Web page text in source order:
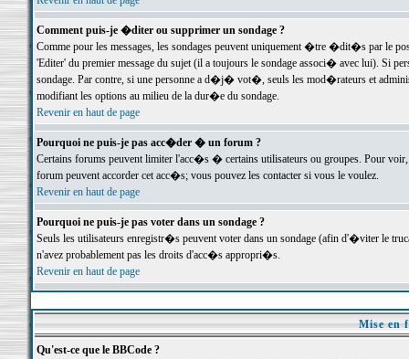
Comment puis-je �diter ou supprimer un sondage ?
Comme pour les messages, les sondages peuvent uniquement �tre �dit�s par le
'Editer' du premier message du sujet (il a toujours le sondage associ� avec lui). Si
sondage. Par contre, si une personne a d�j� vot�, seuls les mod�rateurs et
modifiant les options au milieu de la dur�e du sondage.
Revenir en haut de page
Pourquoi ne puis-je pas acc�der � un forum ?
Certains forums peuvent limiter l'acc�s � certains utilisateurs ou groupes. Pour
forum peuvent accorder cet acc�s; vous pouvez les contacter si vous le voulez.
Revenir en haut de page
Pourquoi ne puis-je pas voter dans un sondage ?
Seuls les utilisateurs enregistr�s peuvent voter dans un sondage (afin d'�viter le
n'avez probablement pas les droits d'acc�s appropri�s.
Revenir en haut de page
Mise en
Qu'est-ce que le BBCode ?